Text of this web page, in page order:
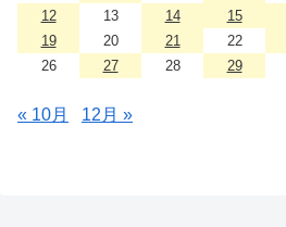
12
13 14 15
19
20 21 22
26
27 28 29
« 10月 12月 »